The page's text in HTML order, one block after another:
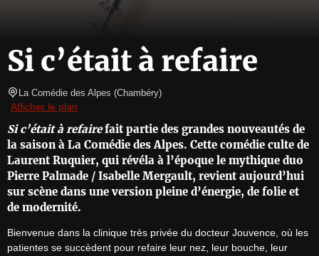
Si c’était à refaire
La Comédie des Alpes (Chambéry)
Afficher le plan
Si c’était à refairefait partie des grandes nouveautés de
la saison à La Comédie des Alpes. Cette comédie culte de
Laurent Ruquier, qui révéla à l’époque le mythique duo
Pierre Palmade / Isabelle Mergault, revient aujourd’hui
sur scène dans une version pleine d’énergie, de folie et
de modernité.
Bienvenue dans la clinique très privée du docteur Jouvence, où les
patientes se succèdent pour refaire leur nez, leur bouche, leur